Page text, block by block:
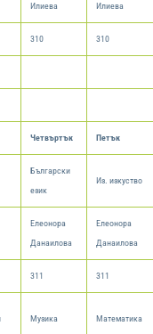
Илиева
Илиева
310 310
Четвъртък Петък
Български
език
Из. изкуство
Елеонора
Данаилова
Елеонора
Данаилова
311 311
Музика Математика